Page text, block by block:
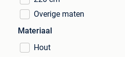
Overige maten
Materiaal
Hout